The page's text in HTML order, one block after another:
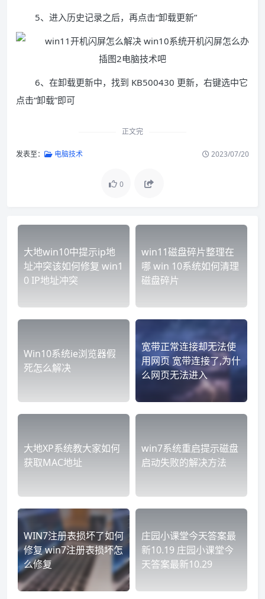
5、进入历史记录之后，再点击“卸载更新”
6、在卸载更新中，找到 KB500430 更新，右键选中它
点击“卸载”即可
正文完
发表至： 电脑技术 2023/07/20
0
大地win10中提示ip地
址冲突该如何修复 win1
0 IP地址冲突
win11磁盘碎片整理在
哪 win 10系统如何清理
磁盘碎片
Win10系统ie浏览器假
死怎么解决
宽带正常连接却无法使
用网页 宽带连接了,为什
么网页无法进入
大地XP系统教大家如何
获取MAC地址
win7系统重启提示磁盘
启动失败的解决方法
WIN7注册表损坏了如何
修复 win7注册表损坏怎
么修复
庄园小课堂今天答案最
新10.19 庄园小课堂今
天答案最新10.29